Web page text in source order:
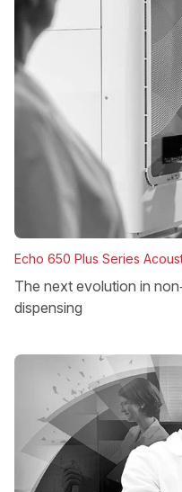
Echo 650 Plus Series
The next evolution in
dispensing